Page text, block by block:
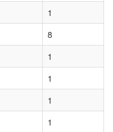
1
8
1
1
1
1